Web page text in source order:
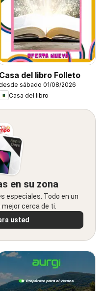
Casa del libro Folleto
sábado 01/08/2026
Casa del libro
en su zona
especiales. Todo en un
cerca de ti.
usted